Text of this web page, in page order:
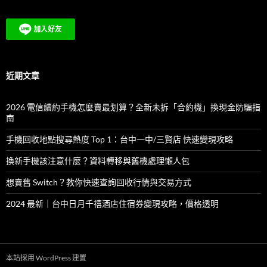
字:
近期文章
2026 電信續約手機怎麼賣最划算？全新未拆「合約機」換現金防騙指
南
手機回收地點搜尋熱度 Top 1：台中一中/三賢店 快速變現攻略
換新手機該注意什麼？資料轉移與舊機處理懶人包
想賣舊 Switch？教你快速查詢回收行情與交易方式
2024 最新｜台中日月千禧酒店住宿券變現攻略，價格透明
本站採用 WordPress 建置